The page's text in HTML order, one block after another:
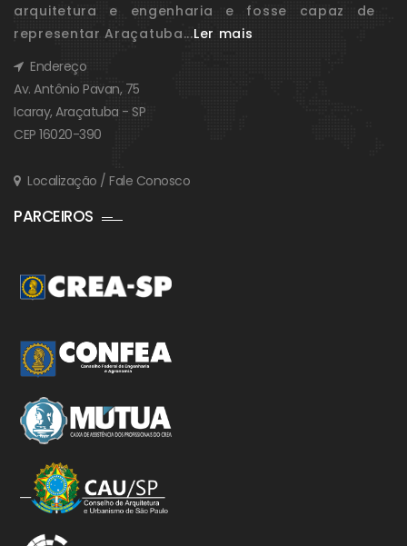
arquitetura e engenharia e fosse capaz de
representar Araçatuba...Ler mais
Endereço
Av. Antônio Pavan, 75
Icaray, Araçatuba - SP
CEP 16020-390
Localização / Fale Conosco
PARCEIROS